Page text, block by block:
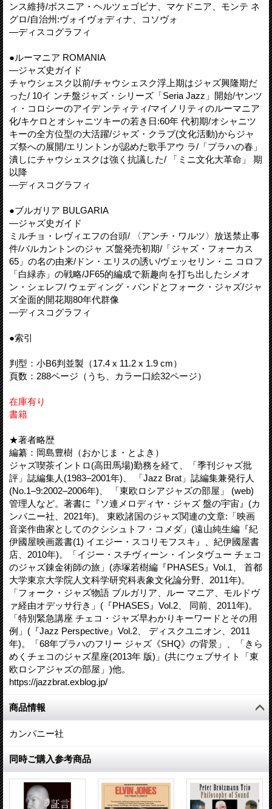
ンス維持/ボスニア・ヘルツェゴビナ、マケドニア、モンテ ネ
グロ/自治州:ヴォイヴォディナ、コソヴォ
—ディスコグラフィ
●ルーマニア ROMANIA
—ジャズ史ガイド
チャウシェスク以前/チャウシェスク浮上期はジャズ興隆期だ
った/ 10イ ンチ盤ジャズ・シリーズ「Seria Jazz」開始/ヤンツ
ィ・コロシーのアイデ ンティティ/マイノリティのルーマニア
化/キケロとオシャニツキーの若き日:60年 代初期/オシャニツ
キーの全方位型の大活躍/ジャズ・クラブ(文化活動)からジャ
ズ祭への展開/エリントンが認めた歌手アウ ラ/「プラハの春」
潰しにチャウシェスクは強く抗議した/ 「ミニ文化大革命」 期
以降
—ディスコグラフィ
●ブルガリア BULGARIA
—ジャズ史ガイド
ミルチョ・レヴィエフの台頭/ 〈アンチ・ワルツ〉放送禁止事
件/バルカントンのジャ ズ盤発売初期/「ジャズ・フォーカス
65」の名の由来/ドン・エリスの誘い/ヴェッセリン・ニ コロフ
「白緑赤」の戦略/JF65的編成で新趣向を打ち出したシメオ
ン・シェレフ/ ウェディング・バンドとフォーク・ジャズ/ジャ
ズ全面的開花期80年代群像
—ディスコグラフィ
●索引
判型：小B6判並製（17.4 x 11.2 x 1.9 cm）
頁数：288ページ（うち、カラー口絵32ページ）
在庫有り
書籍
★著者略歴
編纂：岡島豊樹（おかじま・とよき）
ジャズ喫茶イントロ(高田馬場)勤務を経て、「季刊ジャズ批
評」誌編集人(1983–2001年)、 「Jazz Brat」誌編集兼発行人
(No.1–9:2002–2006年)、 「東欧ロシアジャズの部屋」 (web)
管理人など。著書に『ソ連メロディヤ・ジャズ 盤の宇宙』(カ
ンパニー社、2021年)。 東欧諸国のジャズ関連の文章:「映画
音楽作曲家としてのクシシュトフ・コメダ」(遠山純生編『紀
伊國屋映画叢書(1) イエジー・スコリモフスキ』、紀伊國屋書
店、2010年)。「イジー・スチヴィーン・インタヴュー チェコ
のジャズ錬金術師の旅」(赤塚若樹編『PHASES』Vol.1、 首都
大学東京大学院人文科学研究科表象文化論分野、2011年)。
「フォーク・ジャズ物語 ブルガリア、ルー マニア、モルドヴ
ァ経由オデッサ行き」(『PHASES』Vol.2、 同前、2011年)。
「特別緊急講座 チェコ・ジャズ早わかりキーワードとその用
例」(『Jazz Perspective』Vol.2、 ディスクユニオン、2011
年)。「68年プラハのフリー ジャズ《SHQ》の背景」、「きら
めくチェコのジャズ星座(2013年 版)」(共にウェブサイト「東
欧ロシアジャズの部屋」)他。
https://jazzbrat.exblog.jp/
商品情報
カンパニー社
同時ご購入参考商品